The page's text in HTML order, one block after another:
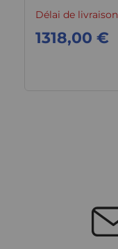
Délai de livraison
1318,00 €